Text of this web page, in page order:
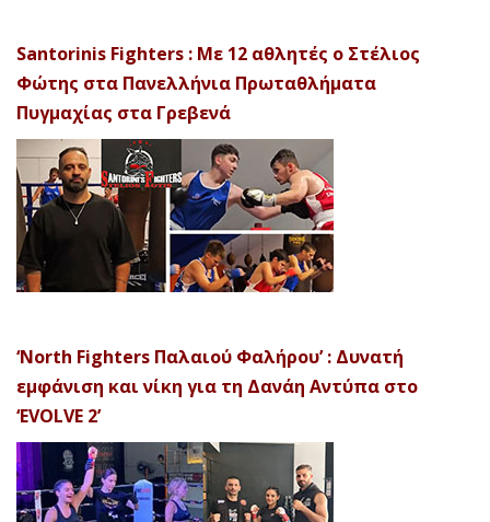
Santorinis Fighters : Με 12 αθλητές ο Στέλιος
Φώτης στα Πανελλήνια Πρωταθλήματα
Πυγμαχίας στα Γρεβενά
‘North Fighters Παλαιού Φαλήρου’ : Δυνατή
εμφάνιση και νίκη για τη Δανάη Αντύπα στο
‘EVOLVE 2’